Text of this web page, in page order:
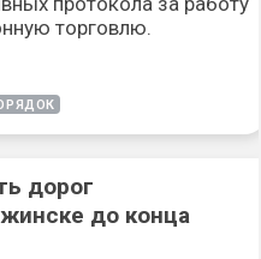
торговлю.
дорог
до конца